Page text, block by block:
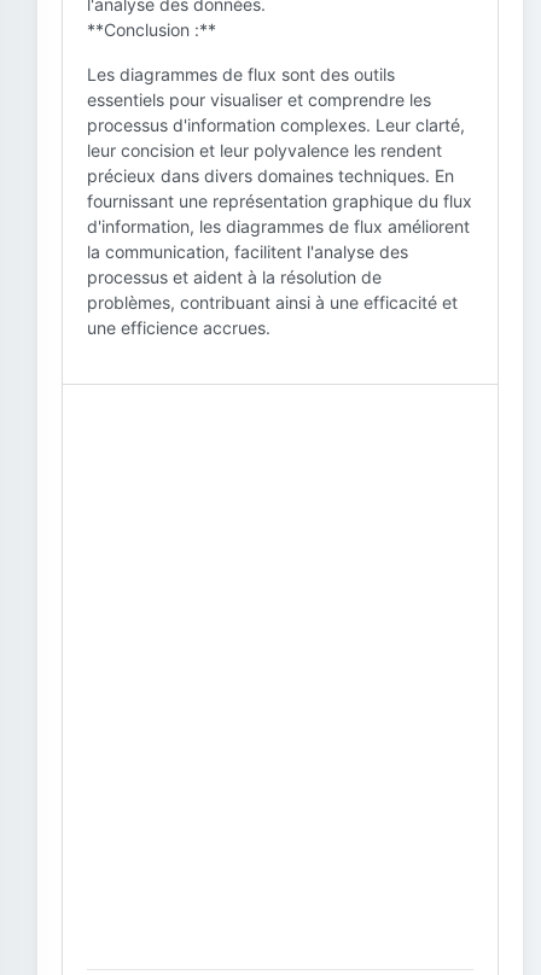
l'analyse des données.
**Conclusion :**
Les diagrammes de flux sont des outils
essentiels pour visualiser et comprendre les
processus d'information complexes. Leur clarté,
leur concision et leur polyvalence les rendent
précieux dans divers domaines techniques. En
fournissant une représentation graphique du flux
d'information, les diagrammes de flux améliorent
la communication, facilitent l'analyse des
processus et aident à la résolution de
problèmes, contribuant ainsi à une efficacité et
une efficience accrues.